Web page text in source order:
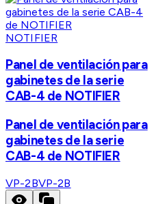
NOTIFIER
Panel de ventilación para
gabinetes de la serie
CAB-4 de NOTIFIER
Panel de ventilación para
gabinetes de la serie
CAB-4 de NOTIFIER
VP-2BVP-2B